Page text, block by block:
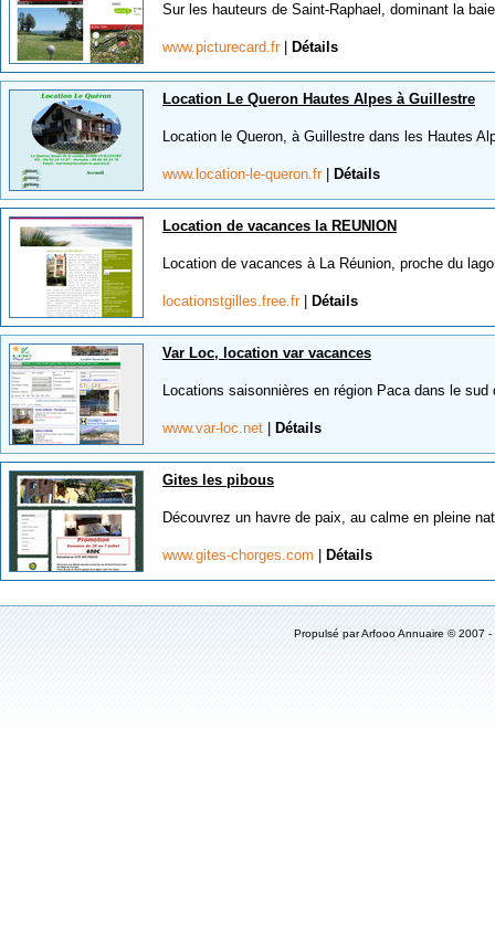
Sur les hauteurs de Saint-Raphael, dominant la
www.picturecard.fr Détails
Location Le Queron Hautes Alpes à Guillestre
Location le Queron, à Guillestre dans les Hautes
www.location-le-queron.fr Détails
Location de vacances la REUNION
Location de vacances à La Réunion, proche du
locationstgilles.free.fr Détails
Var Loc, location var vacances
Locations saisonnières en région Paca dans le
www.var-loc.net Détails
Gites les pibous
Découvrez un havre de paix, au calme en pleine
www.gites-chorges.com Détails
Propulsé par Arfooo Annuaire ©